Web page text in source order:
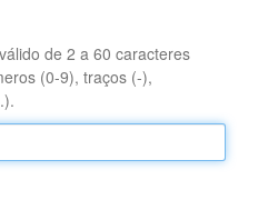
de 2 a 60 caracteres
(0-9), traços (-),